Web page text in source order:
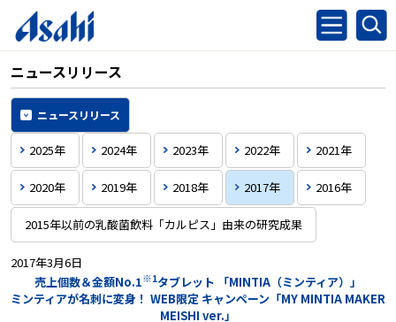
ニュースリリース
ニュースリリース
2025年 2024年 2023年 2022年 2021年
2020年 2019年 2018年 2017年 2016年
2015年以前の乳酸菌飲料「カルピス」由来の研究成果
2017年3月6日
売上個数＆金額No.1※1タブレット 「MINTIA（ミンティア）」
ミンティアが名刺に変身！ WEB限定 キャンペーン「MY MINTIA MAKER
MEISHI ver.」